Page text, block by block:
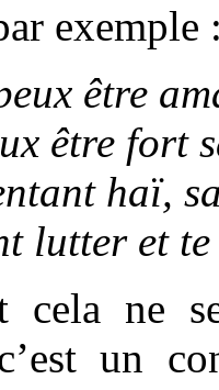
exemple
être
être fort
haï,
lutter et te
cela ne
un